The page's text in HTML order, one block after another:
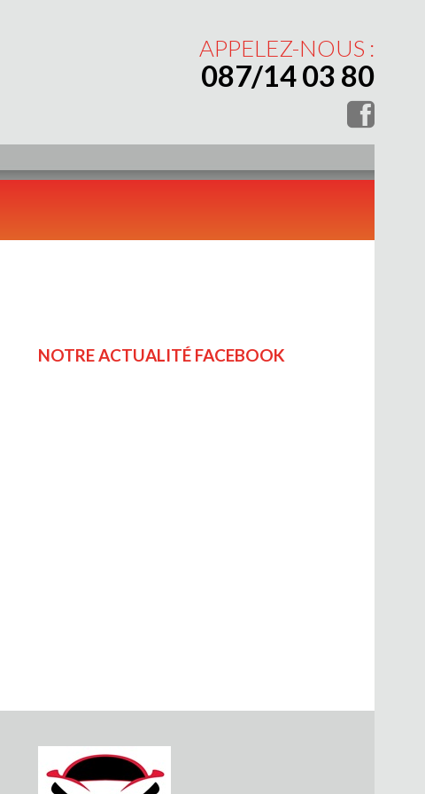
APPELEZ-NOUS :
087/14 03 80
NOTRE ACTUALITÉ FACEBOOK